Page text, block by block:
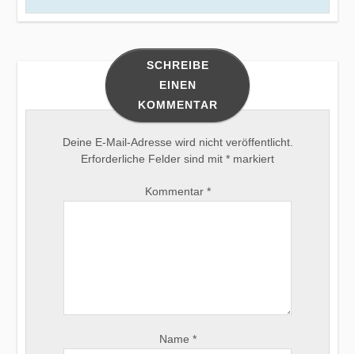
SCHREIBE
EINEN
KOMMENTAR
Deine E-Mail-Adresse wird nicht veröffentlicht.
Erforderliche Felder sind mit * markiert
Kommentar *
Name *